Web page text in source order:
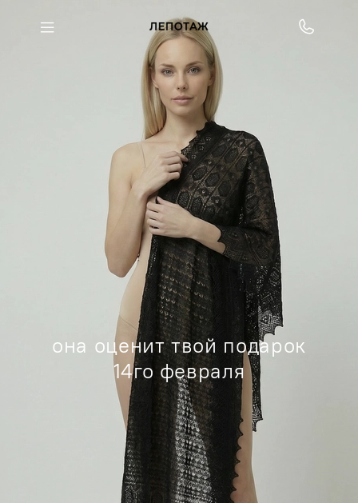
она оценит твой подарок
14го февраля